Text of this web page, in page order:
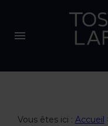
menu
Vous êtes ici : Accueil